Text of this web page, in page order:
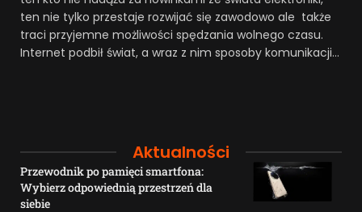
ten nie tylko przestaje rozwijać się zawodowo ale także
traci przyjemne możliwości spędzania wolnego czasu.
Internet podbił świat, a wraz z nim sposoby komunikacji…
Aktualności
Przewodnik po pamięci smartfona:
Wybierz odpowiednią przestrzeń dla
siebie